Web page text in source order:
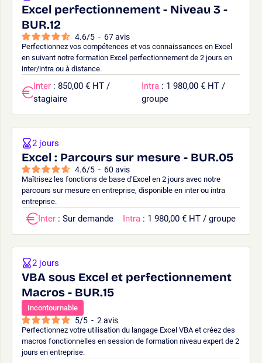
Excel perfectionnement - Niveau 3 -
BUR.12
4.6/5 - 67avis
Perfectionnez vos compétences et vos connaissances en Excel
en suivant notre formation Excel perfectionnement de 2 jours en
inter/intra ou à distance.
Inter : 850,00 € HT /
stagiaire
Intra : 1 980,00 € HT /
groupe
Excel : Parcours sur mesure - BUR.05
4.6/5 - 60 avis
Maîtrisez les fonctions de base d’Excel en 2 jours avec notre
parcours sur mesure en entreprise, disponible en inter ou intra
entreprise.
2 jours
Inter : Sur demande Intra : 1 980,00 € HT / groupe
VBA sous Excel et perfectionnement
Macros - BUR.15
Incontournable
5/5 - 2 avis
Perfectionnez votre utilisation du langage Excel VBA et créez des
macros fonctionnelles en session de formation niveau expert de 2
jours en entreprise.
2 jours